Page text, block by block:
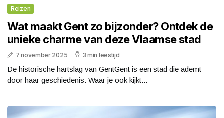
Reizen
Wat maakt Gent zo bijzonder? Ontdek de
unieke charme van deze Vlaamse stad
7 november 2025 3 min leestijd
De historische hartslag van GentGent is een stad die ademt
door haar geschiedenis. Waar je ook kijkt...